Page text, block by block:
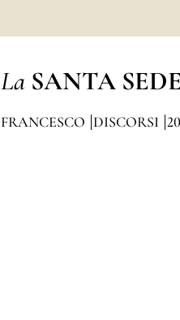
La SANTA
FRANCESCO DISCORSI